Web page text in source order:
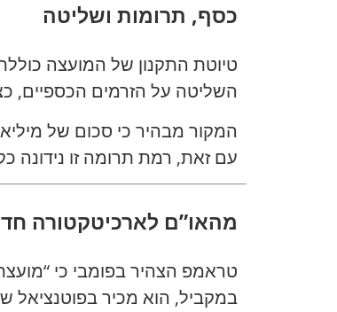
כסף, תרומות ושליטה
טיוטת התקנון של המועצה
השליטה על הזרמים הכספיים,
המקור מבהיר כי סכום של
עם זאת, רמת תרומה זו נידונה
מהאו”ם לארכיטקטורה
טראמפ הצהיר בפומבי כי
במקביל, הוא מכיר בפוטנציאל